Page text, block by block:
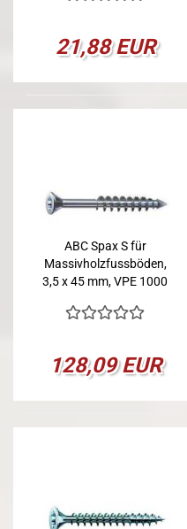
21,88 EUR
ABC Spax S für
Massivholzfussböden,
3,5 x 45 mm, VPE 1000
128,09 EUR